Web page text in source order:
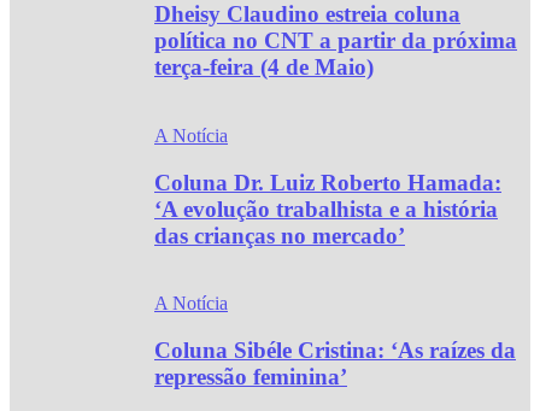
Dheisy Claudino estreia coluna
política no CNT a partir da próxima
terça-feira (4 de Maio)
A Notícia
Coluna Dr. Luiz Roberto Hamada:
‘A evolução trabalhista e a história
das crianças no mercado’
A Notícia
Coluna Sibéle Cristina: ‘As raízes da
repressão feminina’